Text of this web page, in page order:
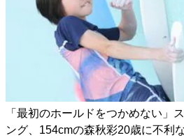
「最初のホールドをつかめない」
ング、154cmの森秋彩20歳に不利